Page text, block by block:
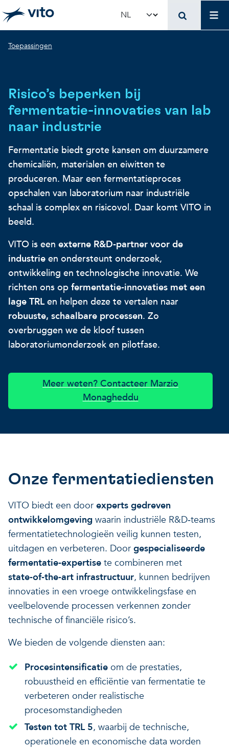
Skip to main content
Select your language
Concrete toepassingen
Licenties en spin-offs
VITO4STARTERS
Onze projecten
Ontdek hoe we jou helpen
Impact voor jouw
Een regeneratieve
Veerkrachtige ecosystemen
Concrete toepassingen
Voorbeeldprojecten
Nieuws en updates
Ontdek hoe VITO je kan
Hoe VITO
ondersteunt
Een regeneratieve
Veerkrachtige ecosystemen
Unieke infrastructuur
Onze projecten
Wetenschappelijke
Nieuws en projectupdates
Alles over onderzoek
Onderzoeksfocus
Een regeneratieve
Een gezonde leefomgeving
Breadcrumb
Toepassingen
Risico’s beperken bij
fermentatie-innovaties van lab
naar industrie
Fermentatie biedt grote kansen om duurzamere
chemicaliën, materialen en eiwitten te
produceren. Maar een fermentatieproces
opschalen van laboratorium naar industriële
schaal is complex en risicovol. Daar komt VITO in
beeld.
VITO is een externe R&D‑partner voor de
industrie en ondersteunt onderzoek,
ontwikkeling en technologische innovatie. We
richten ons op fermentatie‑innovaties met een
lage TRLen helpen deze te vertalen naar
robuuste, schaalbare processen. Zo
overbruggen we de kloof tussen
laboratoriumonderzoek en pilotfase.
Meer weten? Contacteer Marzio
Monagheddu
Onze fermentatiediensten
VITO biedt een door experts gedreven
ontwikkelomgeving waarin industriële R&D‑teams
fermentatietechnologieën veilig kunnen testen,
uitdagen en verbeteren. Door gespecialiseerde
fermentatie‑expertise te combineren met
state‑of‑the‑art infrastructuur, kunnen bedrijven
innovaties in een vroege ontwikkelingsfase en
veelbelovende processen verkennen zonder
technische of financiële risico’s.
We bieden de volgende diensten aan:
Procesintensificatie om de prestaties,
robuustheid en efficiëntie van fermentatie te
verbeteren onder realistische
procesomstandigheden
Testen tot TRL 5, waarbij de technische,
operationele en economische data worden